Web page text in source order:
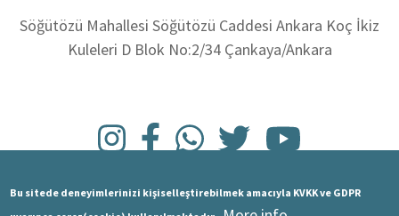
Söğütözü Mahallesi Söğütözü Caddesi Ankara Koç İkiz
Kuleleri D Blok No:2/34 Çankaya/Ankara
Bu sitede deneyimlerinizi kişiselleştirebilmek amacıyla KVKK ve GDPR